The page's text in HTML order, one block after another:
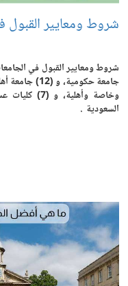
شروط ومعايير القبول
وخاصة
السعودية .